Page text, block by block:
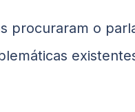
procuraram o